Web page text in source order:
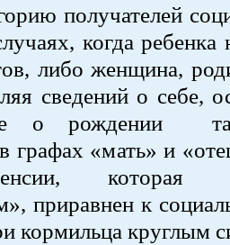
получателей
когда ребенка
либо женщина,
сведений о себе,
о рождении
«мать» и
которая
приравнен к
кормильца круглым